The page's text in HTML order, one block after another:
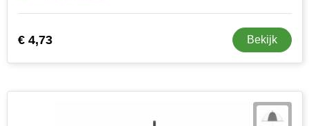
€ 4,73 Bekijk